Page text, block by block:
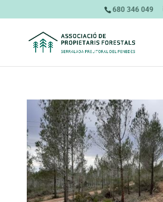
680 346 049